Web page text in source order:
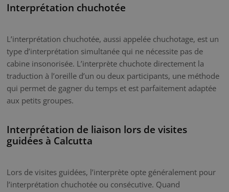
Interprétation chuchotée
L’interprétation chuchotée, aussi appelée chuchotage, est un
type d’interprétation simultanée qui ne nécessite pas de
cabine insonorisée. L’interprète chuchote directement la
traduction à l’oreille d’un ou deux participants, une méthode
qui permet de gagner du temps et est parfaitement adaptée
aux petits groupes.
Interprétation de liaison lors de visites
guidées à Calcutta
Lors de visites guidées, l’interprète opte généralement pour
l’interprétation chuchotée ou consécutive. Quand